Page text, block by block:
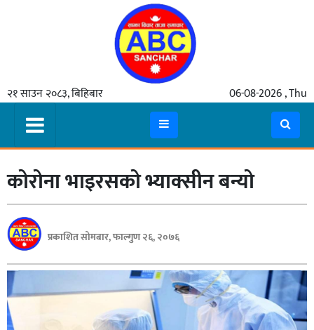
२१ साउन २०८३, बिहिबार 06-08-2026 , Thu
समाचार
मुख्य
समाचार
कुटनीती
अर्थ
रसरङ्ग
यौन/
कोरोना भाइरसको भ्याक्सीन बन्यो
प्रकाशित सोमबार, फाल्गुण २६, २०७६